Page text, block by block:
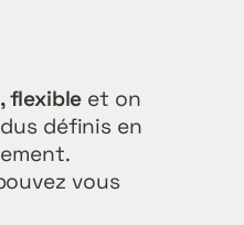
flexible et on
définis en
vous